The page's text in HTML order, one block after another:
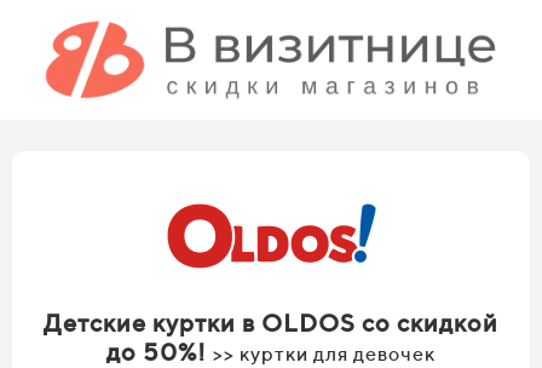
Детские куртки в OLDOS со скидкой
до 50%! >> куртки для девочек